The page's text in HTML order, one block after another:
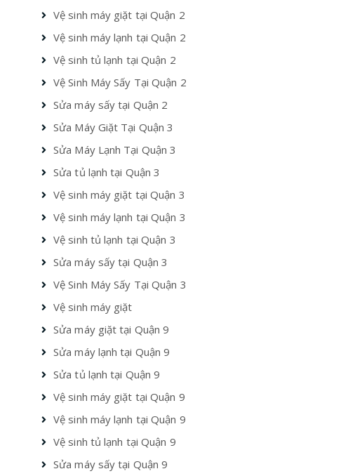
Vệ sinh máy giặt tại Quận 2
Vệ sinh máy lạnh tại Quận 2
Vệ sinh tủ lạnh tại Quận 2
Vệ Sinh Máy Sấy Tại Quận 2
Sửa máy sấy tại Quận 2
Sửa Máy Giặt Tại Quận 3
Sửa Máy Lạnh Tại Quận 3
Sửa tủ lạnh tại Quận 3
Vệ sinh máy giặt tại Quận 3
Vệ sinh máy lạnh tại Quận 3
Vệ sinh tủ lạnh tại Quận 3
Sửa máy sấy tại Quận 3
Vệ Sinh Máy Sấy Tại Quận 3
Vệ sinh máy giặt
Sửa máy giặt tại Quận 9
Sửa máy lạnh tại Quận 9
Sửa tủ lạnh tại Quận 9
Vệ sinh máy giặt tại Quận 9
Vệ sinh máy lạnh tại Quận 9
Vệ sinh tủ lạnh tại Quận 9
Sửa máy sấy tại Quận 9